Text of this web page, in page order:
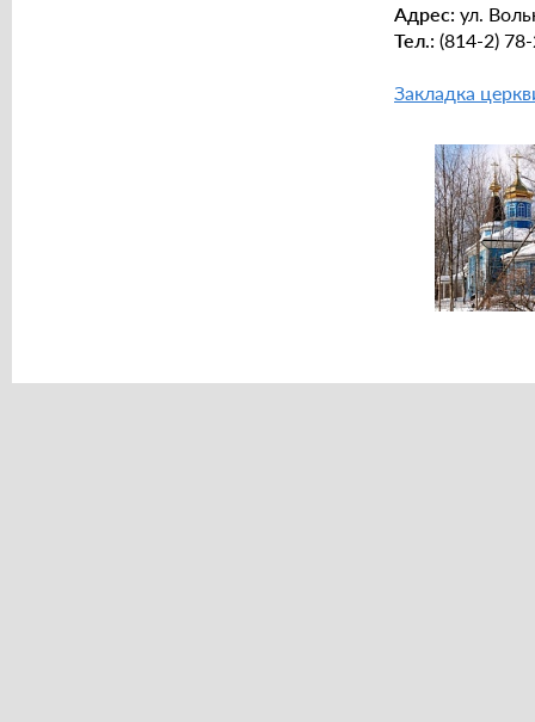
Адрес: ул.
Тел.: (814-2)
Закладка